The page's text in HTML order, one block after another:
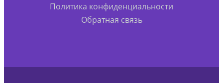
Политика конфиденциальности
Обратная связь